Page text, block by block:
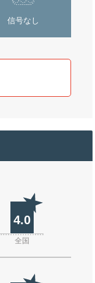
信号なし
4.0
全国